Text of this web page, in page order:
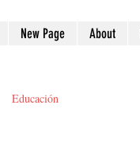
New Page About
Educación